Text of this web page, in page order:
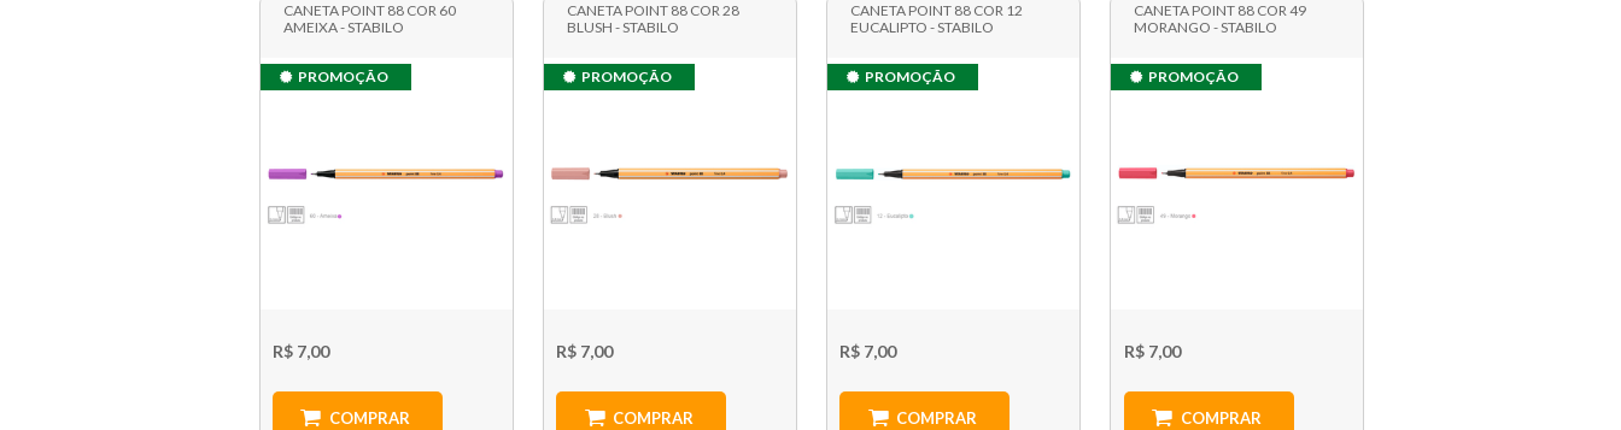
CANETA POINT 88 COR 60
AMEIXA - STABILO
PROMOÇÃO
R$ 7,00
COMPRAR
CANETA POINT 88 COR 28
BLUSH - STABILO
PROMOÇÃO
R$ 7,00
COMPRAR
CANETA POINT 88 COR 12
EUCALIPTO - STABILO
PROMOÇÃO
R$ 7,00
COMPRAR
CANETA POINT 88 COR 49
MORANGO - STABILO
PROMOÇÃO
R$ 7,00
COMPRAR